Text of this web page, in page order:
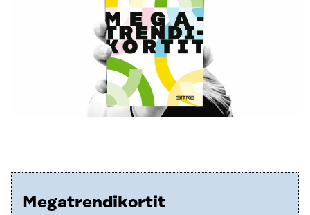
Megatrendikortit